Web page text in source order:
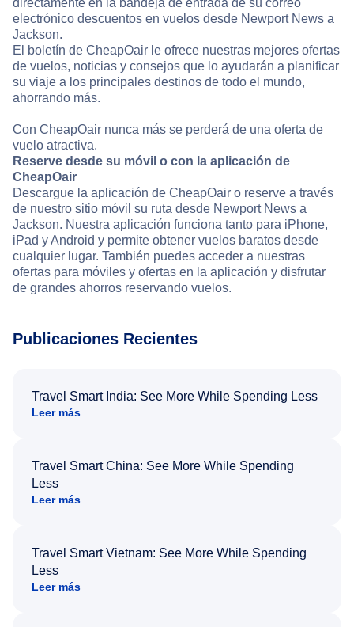
directamente en la bandeja de entrada de su correo
electrónico descuentos en vuelos desde Newport News a
Jackson.
El boletín de CheapOair le ofrece nuestras mejores ofertas
de vuelos, noticias y consejos que lo ayudarán a planificar
su viaje a los principales destinos de todo el mundo,
ahorrando más.
Con CheapOair nunca más se perderá de una oferta de
vuelo atractiva.
Reserve desde su móvil o con la aplicación de
CheapOair
Descargue la aplicación de CheapOair o reserve a través
de nuestro sitio móvil su ruta desde Newport News a
Jackson. Nuestra aplicación funciona tanto para iPhone,
iPad y Android y permite obtener vuelos baratos desde
cualquier lugar. También puedes acceder a nuestras
ofertas para móviles y ofertas en la aplicación y disfrutar
de grandes ahorros reservando vuelos.
Publicaciones Recientes
Travel Smart India: See More While Spending Less
Leer más
Travel Smart China: See More While Spending
Less
Leer más
Travel Smart Vietnam: See More While Spending
Less
Leer más